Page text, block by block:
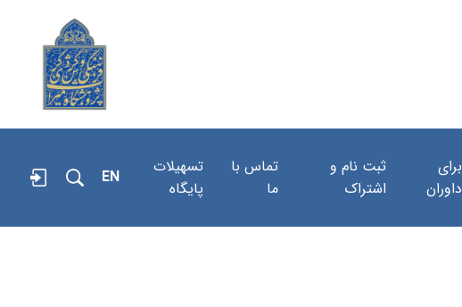
برای
داوران
ثبت نام و
اشتراک
تماس با
ما
تسهیلات
پایگاه
EN